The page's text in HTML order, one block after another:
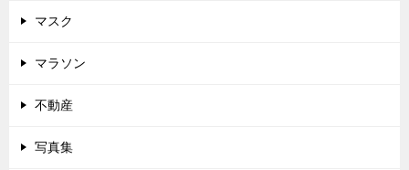
マスク
マラソン
不動産
写真集